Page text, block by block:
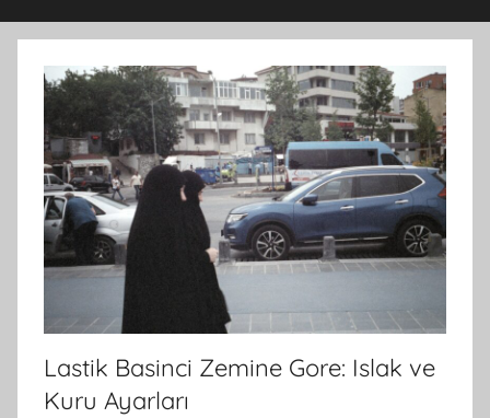
Lastik Basinci Zemine Gore: Islak ve
Kuru Ayarları